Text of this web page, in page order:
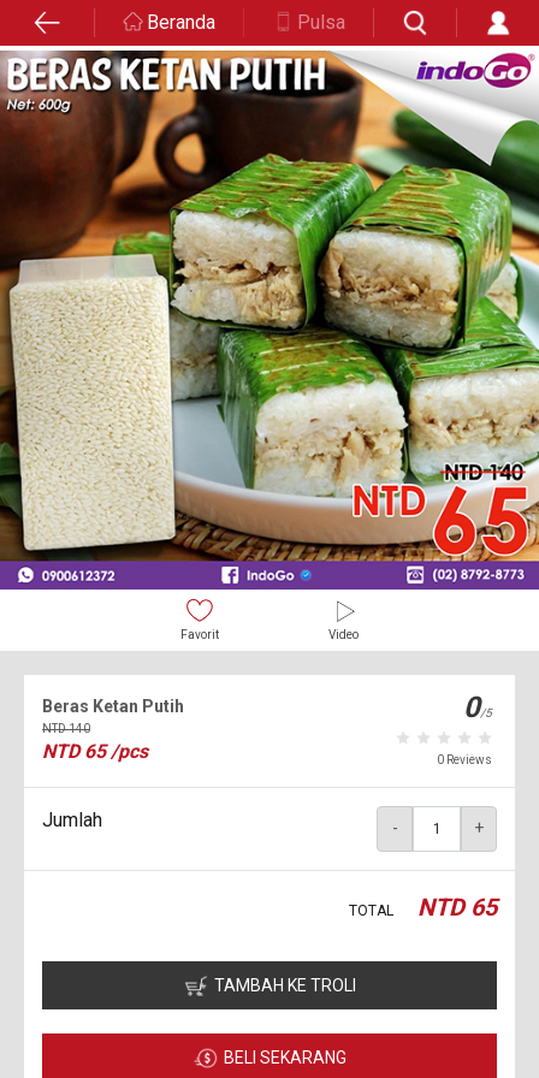
Beranda Pulsa
Favorit Video
Beras Ketan Putih
NTD140
NTD65 /pcs
0/5
0 Reviews
Jumlah - +
TOTAL NTD 65
TAMBAH KE TROLI
BELI SEKARANG